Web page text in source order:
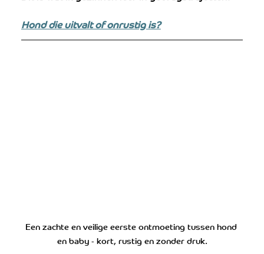
Hond die uitvalt of onrustig is?
Een zachte en veilige eerste ontmoeting tussen hond
en baby - kort, rustig en zonder druk.